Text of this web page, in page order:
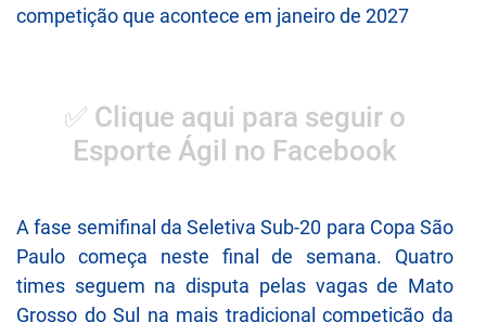
competição que acontece em janeiro de 2027
✅ Clique aqui para seguir o
Esporte Ágil no Facebook
A fase semifinal da Seletiva Sub-20 para Copa São
Paulo começa neste final de semana. Quatro
times seguem na disputa pelas vagas de Mato
Grosso do Sul na mais tradicional competição da